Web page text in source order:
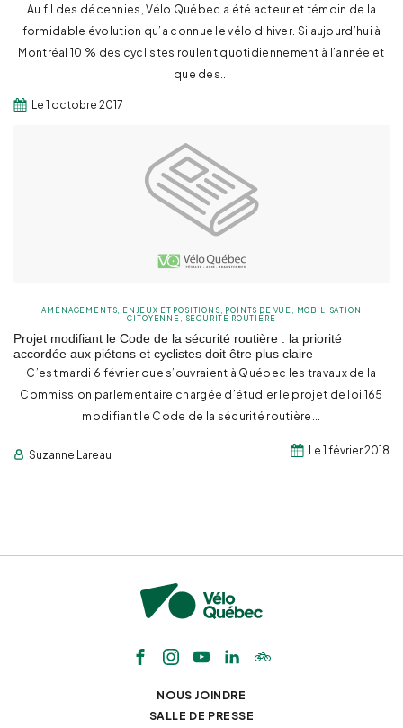
Au fil des décennies, Vélo Québec a été acteur et témoin de la
formidable évolution qu’a connue le vélo d’hiver. Si aujourd’hui à
Montréal 10 % des cyclistes roulent quotidiennement à l’année et
que des...
Le 1 octobre 2017
AMÉNAGEMENTS ENJEUX ET POSITIONS POINTS DE VUE
MOBILISATION
CITOYENNE
SÉCURITÉ ROUTIÈRE
Projet modifiant le Code de la sécurité routière : la priorité
accordée aux piétons et cyclistes doit être plus claire
C’est mardi 6 février que s’ouvraient à Québec les travaux de la
Commission parlementaire chargée d’étudier le projet de loi 165
modifiant le Code de la sécurité routière...
Suzanne Lareau Le 1 février 2018
NOUS JOINDRE
SALLE DE PRESSE